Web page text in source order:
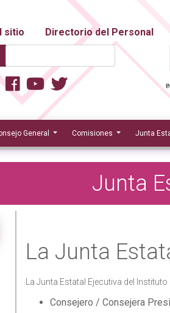
sitio
Directorio del Personal
General Comisiones Junta
Junta
La Junta
La Junta Estatal Ejecutiva del
Consejero / Consejera